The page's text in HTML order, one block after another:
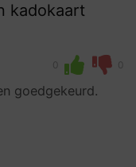
kadokaart
0 0
goedgekeurd.